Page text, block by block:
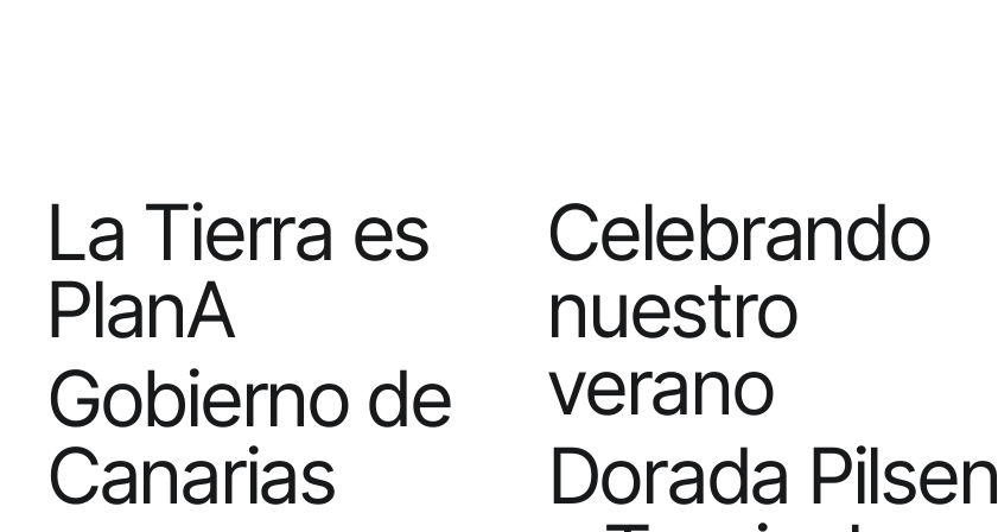
La Tierra es
PlanA
Gobierno de
Canarias
Celebrando
nuestro
verano
Dorada Pilsen